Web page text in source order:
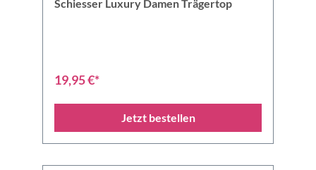
Schiesser Luxury Damen Trägertop
19,95 €*
Jetzt bestellen